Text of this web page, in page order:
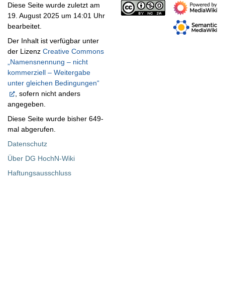
Diese Seite wurde zuletzt am
19. August 2025 um 14:01 Uhr
bearbeitet.
Der Inhalt ist verfügbar unter
der Lizenz Creative Commons
„Namensnennung – nicht
kommerziell – Weitergabe
unter gleichen Bedingungen“
, sofern nicht anders
angegeben.
Diese Seite wurde bisher 649-
mal abgerufen.
Datenschutz
Über DG HochN-Wiki
Haftungsausschluss